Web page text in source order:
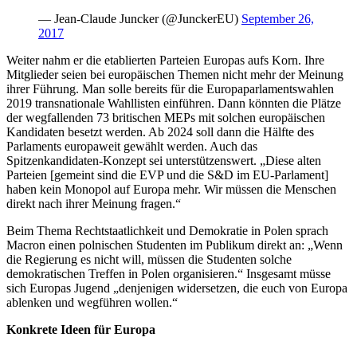
— Jean-Claude Juncker (@JunckerEU) September 26,
2017
Weiter nahm er die etablierten Parteien Europas aufs Korn. Ihre
Mitglieder seien bei europäischen Themen nicht mehr der Meinung
ihrer Führung. Man solle bereits für die Europaparlamentswahlen
2019 transnationale Wahllisten einführen. Dann könnten die Plätze
der wegfallenden 73 britischen MEPs mit solchen europäischen
Kandidaten besetzt werden. Ab 2024 soll dann die Hälfte des
Parlaments europaweit gewählt werden. Auch das
Spitzenkandidaten-Konzept sei unterstützenswert. „Diese alten
Parteien [gemeint sind die EVP und die S&D im EU-Parlament]
haben kein Monopol auf Europa mehr. Wir müssen die Menschen
direkt nach ihrer Meinung fragen.“
Beim Thema Rechtstaatlichkeit und Demokratie in Polen sprach
Macron einen polnischen Studenten im Publikum direkt an: „Wenn
die Regierung es nicht will, müssen die Studenten solche
demokratischen Treffen in Polen organisieren.“ Insgesamt müsse
sich Europas Jugend „denjenigen widersetzen, die euch von Europa
ablenken und wegführen wollen.“
Konkrete Ideen für Europa